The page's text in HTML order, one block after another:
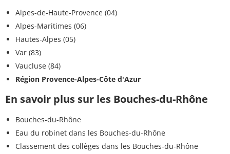
Alpes-de-Haute-Provence (04)
Alpes-Maritimes (06)
Hautes-Alpes (05)
Var (83)
Vaucluse (84)
Région Provence-Alpes-Côte d'Azur
En savoir plus sur les Bouches-du-Rhône
Bouches-du-Rhône
Eau du robinet dans les Bouches-du-Rhône
Classement des collèges dans les Bouches-du-Rhône